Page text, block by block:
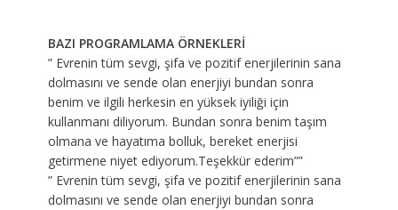
BAZI PROGRAMLAMA ÖRNEKLERİ
” Evrenin tüm sevgi, şifa ve pozitif enerjilerinin sana
dolmasını ve sende olan enerjiyi bundan sonra
benim ve ilgili herkesin en yüksek iyiliği için
kullanmanı diliyorum. Bundan sonra benim taşım
olmana ve hayatıma bolluk, bereket enerjisi
getirmene niyet ediyorum.Teşekkür ederim””
” Evrenin tüm sevgi, şifa ve pozitif enerjilerinin sana
dolmasını ve sende olan enerjiyi bundan sonra